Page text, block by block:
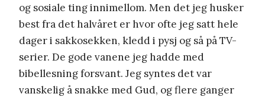
og sosiale ting innimellom. Men det jeg husker
best fra det halvåret er hvor ofte jeg satt hele
dager i sakkosekken, kledd i pysj og så på TV-
serier. De gode vanene jeg hadde med
bibellesning forsvant. Jeg syntes det var
vanskelig å snakke med Gud, og flere ganger